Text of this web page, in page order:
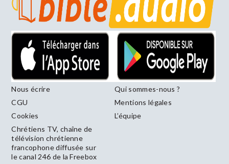
Nous écrire
Qui sommes-nous ?
CGU
Mentions légales
Cookies
L’équipe
Chrétiens TV, chaîne de
télévision chrétienne
francophone diffusée sur
le canal 246 de la Freebox